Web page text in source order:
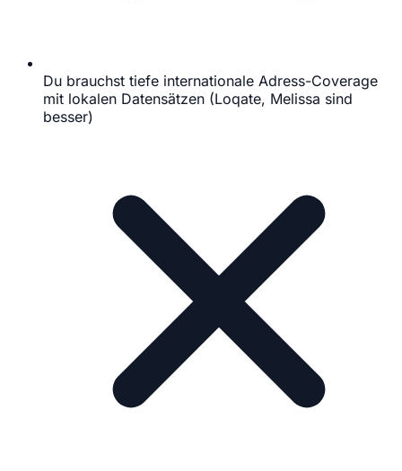
Du brauchst tiefe internationale Adress-Coverage
mit lokalen Datensätzen (Loqate, Melissa sind
besser)